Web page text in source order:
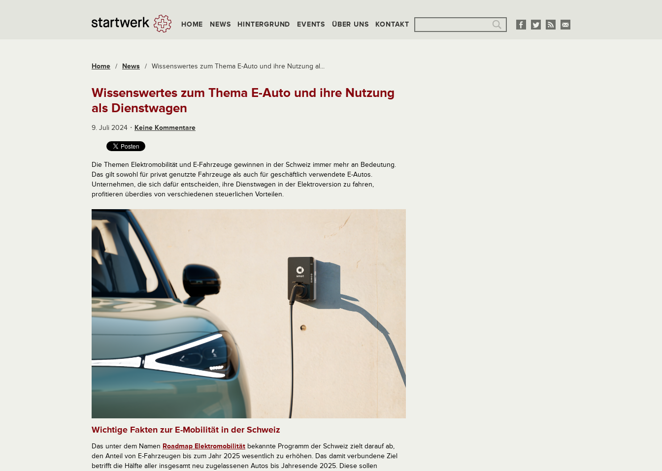
HOME NEWS HINTERGRUND EVENTS ÜBER UNS KONTAKT
Home / News / Wissenswertes zum Thema E-Auto und ihre Nutzung al...
Wissenswertes zum Thema E-Auto und ihre Nutzung
als Dienstwagen
9. Juli 2024 Keine Kommentare
Die Themen Elektromobilität und E-Fahrzeuge gewinnen in der Schweiz immer mehr an Bedeutung.
Das gilt sowohl für privat genutzte Fahrzeuge als auch für geschäftlich verwendete E-Autos.
Unternehmen, die sich dafür entscheiden, ihre Dienstwagen in der Elektroversion zu fahren,
profitieren überdies von verschiedenen steuerlichen Vorteilen.
Wichtige Fakten zur E-Mobilität in der Schweiz
Das unter dem Namen Roadmap Elektromobilität bekannte Programm der Schweiz zielt darauf ab,
den Anteil von E-Fahrzeugen bis zum Jahr 2025 wesentlich zu erhöhen. Das damit verbundene Ziel
betrifft die Hälfte aller insgesamt neu zugelassenen Autos bis Jahresende 2025. Diese sollen